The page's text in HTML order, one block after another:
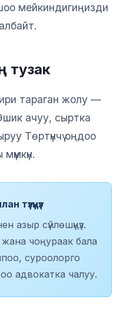
мейкиндигиңизди
тузак
тараган жолу —
ачуу, сыртка
Төртүнчү оңдоо
түзүңүз
азыр сүйлөшүңүз.
чоңураак бала
суроолорго
адвокатка чалуу.